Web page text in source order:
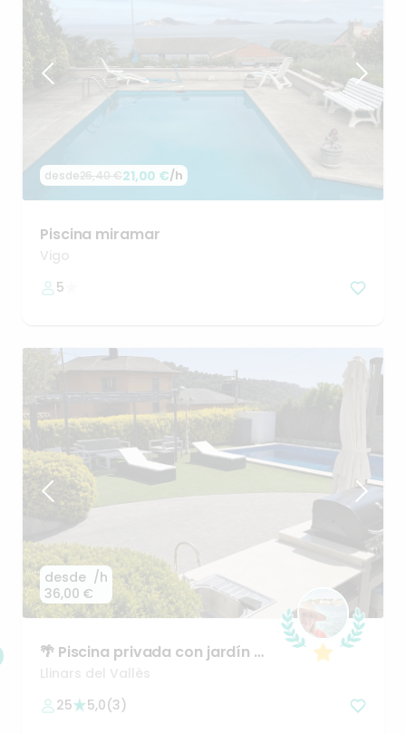
desde26,40 €21,00 €/h
Piscina miramar
Vigo
5
desde
36,00 €
/h
🌴 Piscina privada con jardín y
zona chillout–
Llinars del Vallès
25
5,0(3)